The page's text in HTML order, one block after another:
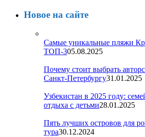
Новое на сайте
Самые уникальные пляжи
ТОП-305.08.2025
Почему стоит выбрать
Санкт-Петербургу31.01.2025
Узбекистан в 2025 году:
отдыха с детьми28.01.2025
Пять лучших островов для
тура30.12.2024